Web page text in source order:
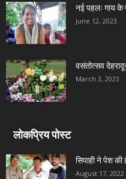
नई पहलः गाय के
June 12, 2023
वसंतोत्सव
March 3, 2023
लोकप्रिय पोस्ट
सिपाही ने पेश की
August 17, 2022